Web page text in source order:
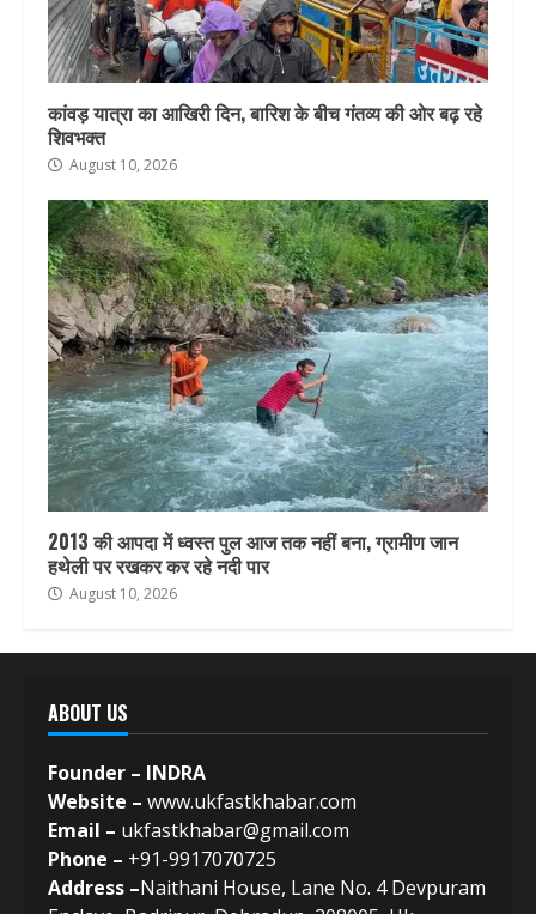
कांवड़ यात्रा का आखिरी दिन, बारिश के बीच गंतव्य की ओर बढ़ रहे
शिवभक्त
August 10, 2026
2013 की आपदा में ध्वस्त पुल आज तक नहीं बना, ग्रामीण जान
हथेली पर रखकर कर रहे नदी पार
August 10, 2026
ABOUT US
Founder – INDRA
Website – www.ukfastkhabar.com
Email – ukfastkhabar@gmail.com
Phone – +91-9917070725
Address –Naithani House, Lane No. 4 Devpuram